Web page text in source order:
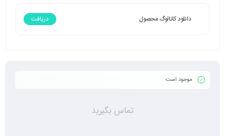
دانلود کاتالوگ محصول دریافت
موجود است
تماس بگیرید